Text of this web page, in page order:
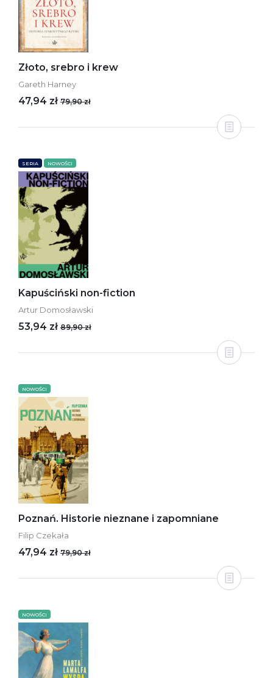
Złoto, srebro i krew
Gareth Harney
47,94 zł 79,90 zł
SERIA NOWOŚCI
Kapuściński non-fiction
Artur Domosławski
53,94 zł 89,90 zł
NOWOŚCI
Poznań. Historie nieznane i zapomniane
Filip Czekała
47,94 zł 79,90 zł
NOWOŚCI